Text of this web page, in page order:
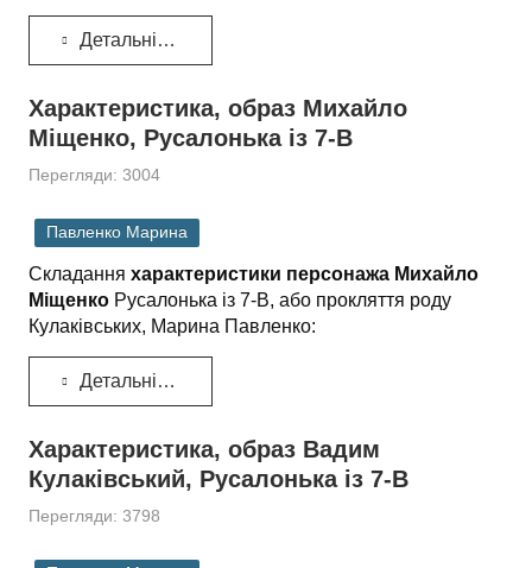
Детальніше...
Характеристика, образ Михайло
Міщенко, Русалонька із 7-В
Перегляди: 3004
Павленко Марина
Складання характеристики персонажа Михайло
Міщенко Русалонька із 7-В, або прокляття роду
Кулаківських, Марина Павленко:
Детальніше...
Характеристика, образ Вадим
Кулаківський, Русалонька із 7-В
Перегляди: 3798